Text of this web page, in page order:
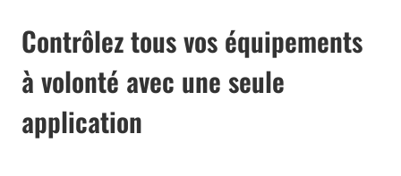
Contrôlez tous vos équipements
à volonté avec une seule
application